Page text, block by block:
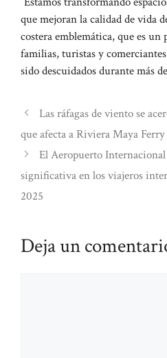
que mejoran la calidad de vida
costera emblemática, que es
familias, turistas y
sido descuidados durante más
Las ráfagas de viento se
que afecta a Riviera Maya
El Aeropuerto
significativa en los viajeros
2025
Deja un